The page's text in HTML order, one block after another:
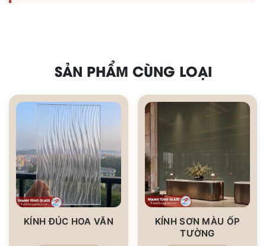
SẢN PHẨM CÙNG LOẠI
KÍNH ĐÚC HOA VĂN
KÍNH SƠN MÀU ỐP
TƯỜNG